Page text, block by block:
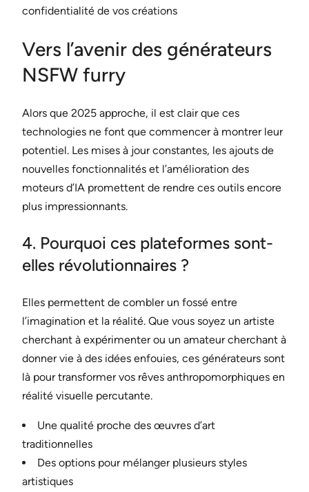
confidentialité de vos créations
Vers l’avenir des générateurs
NSFW furry
Alors que 2025 approche, il est clair que ces
technologies ne font que commencer à montrer leur
potentiel. Les mises à jour constantes, les ajouts de
nouvelles fonctionnalités et l’amélioration des
moteurs d’IA promettent de rendre ces outils encore
plus impressionnants.
4. Pourquoi ces plateformes sont-
elles révolutionnaires ?
Elles permettent de combler un fossé entre
l’imagination et la réalité. Que vous soyez un artiste
cherchant à expérimenter ou un amateur cherchant à
donner vie à des idées enfouies, ces générateurs sont
là pour transformer vos rêves anthropomorphiques en
réalité visuelle percutante.
Une qualité proche des œuvres d’art
traditionnelles
Des options pour mélanger plusieurs styles
artistiques